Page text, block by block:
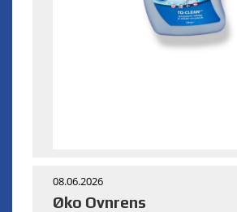
08.06.2026
Øko Ovnrens